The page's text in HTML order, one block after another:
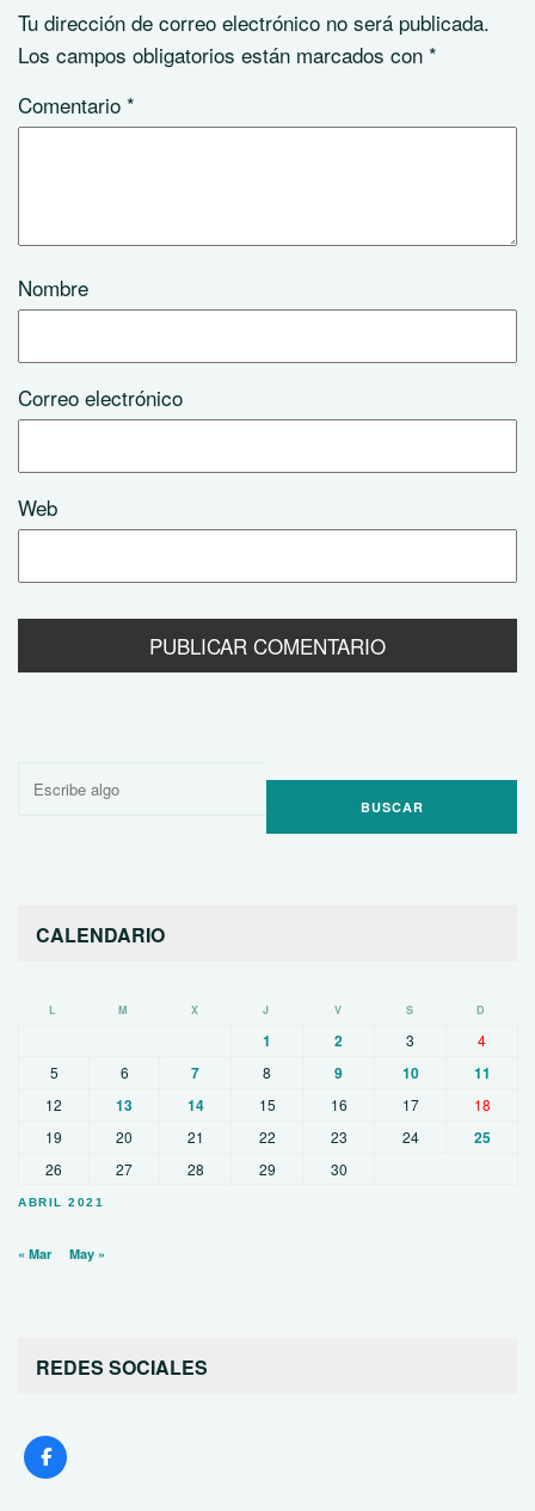
Tu dirección de correo electrónico no será publicada.
Los campos obligatorios están marcados con *
Comentario *
Nombre
Correo electrónico
Web
Buscar
CALENDARIO
ABRIL 2021
L M X J V S D
1 2 3
4
5
6 7 8 9 10 11
12 13 14 15 16 17
18
19
20 21 22 23 24 25
26 27 28 29 30
« Mar May »
REDES SOCIALES